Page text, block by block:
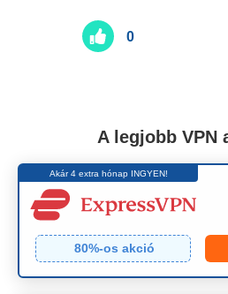
0
A legjobb VPN
Akár 4 extra hónap INGYEN!
80%-os akció